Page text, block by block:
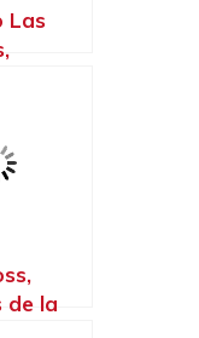
Las
de la